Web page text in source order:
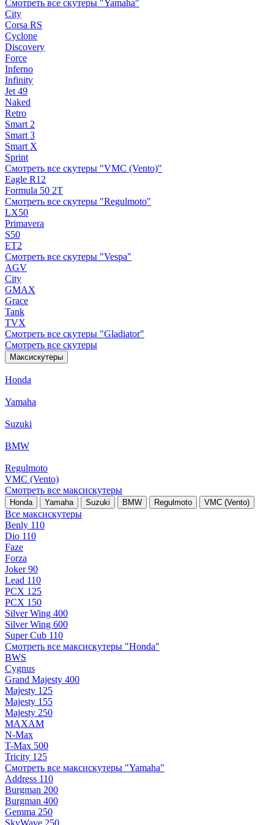
Смотреть все скутеры "Yamaha"
City
Corsa RS
Cyclone
Discovery
Force
Inferno
Infinity
Jet 49
Naked
Retro
Smart 2
Smart 3
Smart X
Sprint
Смотреть все скутеры "VMC (Vento)"
Eagle R12
Formula 50 2Т
Смотреть все скутеры "Regulmoto"
LX50
Primavera
S50
ET2
Смотреть все скутеры "Vespa"
AGV
City
GMAX
Grace
Tank
TVX
Смотреть все скутеры "Gladiator"
Смотреть все скутеры
Максискутеры
Honda
Yamaha
Suzuki
BMW
Regulmoto
VMC (Vento)
Смотреть все максискутеры
Honda Yamaha Suzuki BMW Regulmoto VMC (Vento)
Все максискутеры
Benly 110
Dio 110
Faze
Forza
Joker 90
Lead 110
PCX 125
PCX 150
Silver Wing 400
Silver Wing 600
Super Cub 110
Смотреть все максискутеры "Honda"
BWS
Cygnus
Grand Majesty 400
Majesty 125
Majesty 155
Majesty 250
MAXAM
N-Max
T-Max 500
Tricity 125
Смотреть все максискутеры "Yamaha"
Address 110
Burgman 200
Burgman 400
Gemma 250